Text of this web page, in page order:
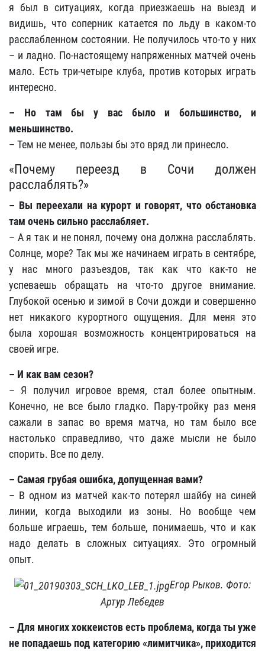
я был в ситуациях, когда приезжаешь на выезд и
видишь, что соперник катается по льду в каком-то
расслабленном состоянии. Не получилось что-то у них
– и ладно. По-настоящему напряженных матчей очень
мало. Есть три-четыре клуба, против которых играть
интересно.
– Но там бы у вас было и большинство, и
меньшинство.
– Тем не менее, пользы бы это вряд ли принесло.
«Почему переезд в Сочи должен
расслаблять?»
– Вы переехали на курорт и говорят, что обстановка
там очень сильно расслабляет.
– А я так и не понял, почему она должна расслаблять.
Солнце, море? Так мы же начинаем играть в сентябре,
у нас много разъездов, так как что как-то не
успеваешь обращать на что-то другое внимание.
Глубокой осенью и зимой в Сочи дожди и совершенно
нет никакого курортного ощущения. Для меня это
была хорошая возможность концентрироваться на
своей игре.
– И как вам сезон?
– Я получил игровое время, стал более опытным.
Конечно, не все было гладко. Пару-тройку раз меня
сажали в запас во время матча, но там было все
настолько справедливо, что даже мысли не было
спорить. Все по делу.
– Самая грубая ошибка, допущенная вами?
– В одном из матчей как-то потерял шайбу на синей
линии, когда выходили из зоны. Но вообще чем
больше играешь, тем больше, понимаешь, что и как
надо делать в сложных ситуациях. Это огромный
опыт.
Егор Рыков. Фото:
Артур Лебедев
– Для многих хоккеистов есть проблема, когда ты уже
не попадаешь под категорию «лимитчика», приходится